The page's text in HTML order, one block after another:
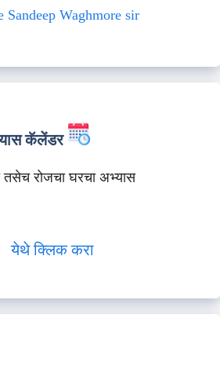
Sandeep Waghmore sir
कॅलेंडर
तसेच रोजचा घरचा अभ्यास
येथे क्लिक करा